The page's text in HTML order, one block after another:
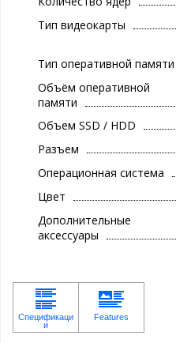
Тип видеокарты
Тип оперативной памяти
Объём оперативной
памяти
Объем SSD / HDD
Разъем
Операционная система
Цвет
Дополнительные
аксессуары